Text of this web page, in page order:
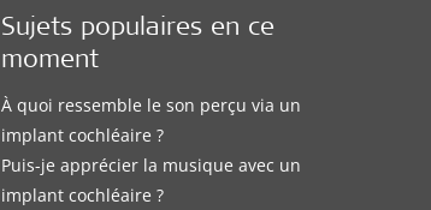
Sujets populaires en ce
moment
À quoi ressemble le son perçu via un
implant cochléaire ?
Puis-je apprécier la musique avec un
implant cochléaire ?